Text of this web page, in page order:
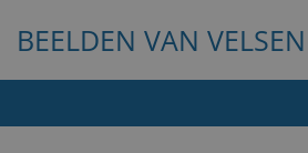
BEELDEN VAN VELSEN